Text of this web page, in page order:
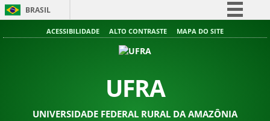
BRASIL
Simplifique!
Acesso à informação
ACESSIBILIDADE ALTO CONTRASTE MAPA DO SITE
UFRA
UNIVERSIDADE FEDERAL RURAL DA AMAZÔNIA